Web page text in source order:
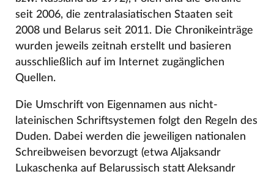
seit 2006, die zentralasiatischen Staaten seit
2008 und Belarus seit 2011. Die Chronikeinträge
wurden jeweils zeitnah erstellt und basieren
ausschließlich auf im Internet zugänglichen
Quellen.
Die Umschrift von Eigennamen aus nicht-
lateinischen Schriftsystemen folgt den Regeln des
Duden. Dabei werden die jeweiligen nationalen
Schreibweisen bevorzugt (etwa Aljaksandr
Lukaschenka auf Belarussisch statt Aleksandr